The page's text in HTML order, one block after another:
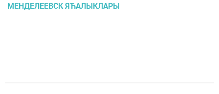
МЕНДЕЛЕЕВСК ЯЋАЛЫКЛАРЫ